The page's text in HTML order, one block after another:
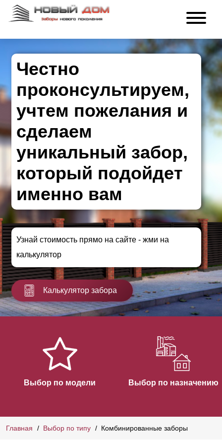
Честно
проконсультируем,
учтем пожелания и
сделаем
уникальный забор,
который подойдет
именно вам
Узнай стоимость прямо на сайте - жми на
калькулятор
Калькулятор забора
Выбор по модели Выбор по назначению
Главная Выбор по типу Комбинированные заборы